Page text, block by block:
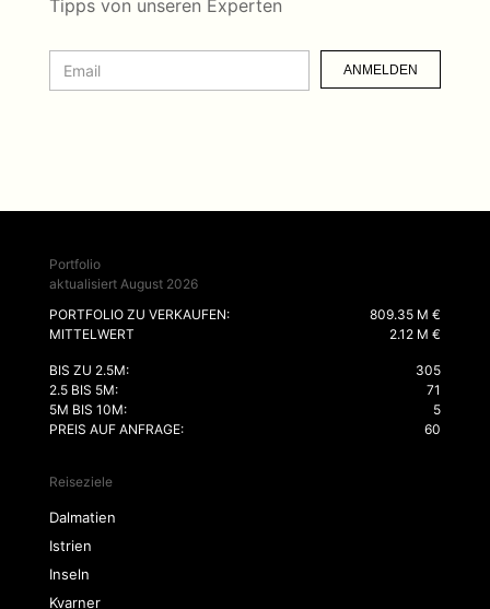
Tipps von unseren Experten
ANMELDEN
Portfolio
aktualisiert August 2026
PORTFOLIO ZU VERKAUFEN:
809.35 M €
MITTELWERT
2.12 M €
BIS ZU 2.5M:
305
2.5 BIS 5M:
71
5M BIS 10M:
5
PREIS AUF ANFRAGE:
60
Reiseziele
Dalmatien
Istrien
Inseln
Kvarner